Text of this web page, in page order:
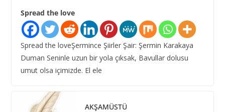
Spread the love
Spread the loveŞermince Şiirler Şair: Şermin Karakaya
Duman Seninle uzun bir yola çıksak, Bavullar dolusu
umut olsa içimizde. El ele
AKŞAMÜSTÜ